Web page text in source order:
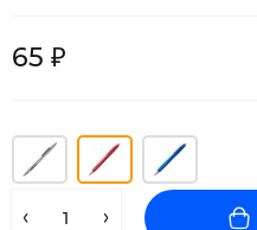
65 ₽